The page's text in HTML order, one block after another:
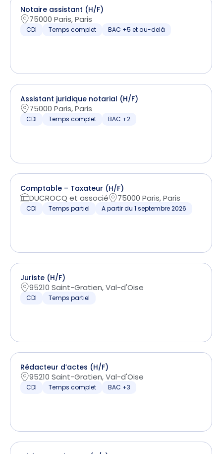
Notaire assistant (H/F)
75000 Paris, Paris
CDI Temps complet BAC +5 et au-delà
Assistant juridique notarial (H/F)
75000 Paris, Paris
CDI Temps complet BAC +2
Comptable – Taxateur (H/F)
DUCROCQ et associé 75000 Paris, Paris
CDI Temps partiel A partir du 1 septembre 2026
Juriste (H/F)
95210 Saint-Gratien, Val-d'Oise
CDI Temps partiel
Rédacteur d’actes (H/F)
95210 Saint-Gratien, Val-d'Oise
CDI Temps complet BAC +3